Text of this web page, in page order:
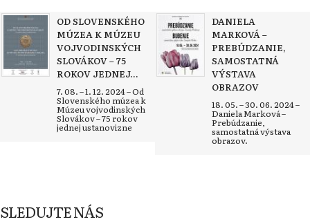
OD SLOVENSKÉHO
MÚZEA K MÚZEU
VOJVODINSKÝCH
SLOVÁKOV – 75
ROKOV JEDNEJ...
7. 08. – 1. 12. 2024 – Od
Slovenského múzea k
Múzeu vojvodinských
Slovákov – 75 rokov
jednej ustanovizne
DANIELA
MARKOVÁ –
PREBÚDZANIE,
SAMOSTATNÁ
VÝSTAVA
OBRAZOV
18. 05. – 30. 06. 2024 –
Daniela Marková –
Prebúdzanie,
samostatná výstava
obrazov.
SLEDUJTE NÁS